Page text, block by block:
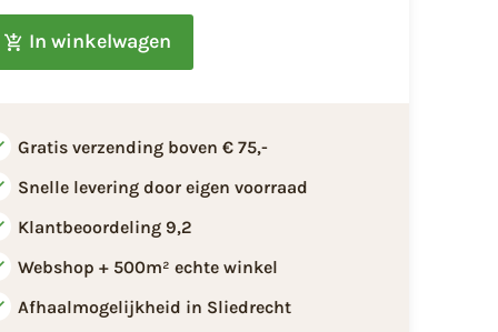
In winkelwagen
Gratis verzending boven € 75,-
Snelle levering door eigen voorraad
Klantbeoordeling 9,2
Webshop + 500m² echte winkel
Afhaalmogelijkheid in Sliedrecht